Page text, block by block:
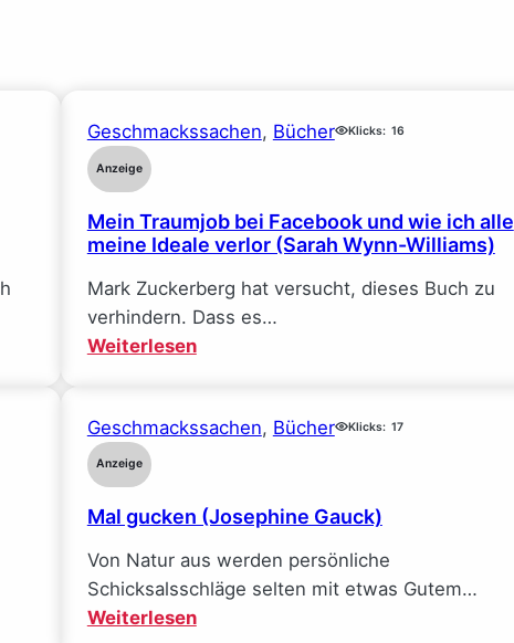
Geschmackssachen, Bücher Klicks: 16
Anzeige
Mein Traumjob bei Facebook und wie ich alle
meine Ideale verlor (Sarah Wynn-Williams)
Mark Zuckerberg hat versucht, dieses Buch zu
verhindern. Dass es…
Weiterlesen:
bei
wie
alle
meine
Ideale
Geschmackssachen, Bücher Klicks: 17
Anzeige
Mal gucken (Josephine Gauck)
Von Natur aus werden persönliche
Schicksalsschläge selten mit etwas Gutem…
Weiterlesen: